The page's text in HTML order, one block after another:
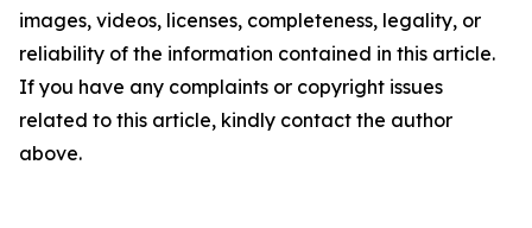
images, videos, licenses, completeness, legality, or
reliability of the information contained in this article.
If you have any complaints or copyright issues
related to this article, kindly contact the author
above.